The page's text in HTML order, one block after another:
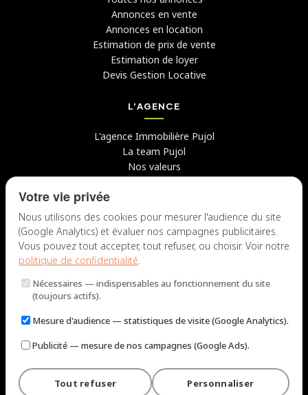
Annonces en vente
Annonces en location
Estimation de prix de vente
Estimation de loyer
Devis Gestion Locative
L'AGENCE
L'agence Immobilière Pujol
La team Pujol
Nos valeurs
Candidater chez nous
NOUS CONTACTER
Lun – Jeu : 9h – 12h / 14h – 18h
© 2026 Immobilière Pujol — Marseille. Tous droits réservés.
Votre vie privée
Nous utilisons des cookies pour mesurer l'audience du site
(Google Analytics) et évaluer nos campagnes publicitaires.
Vous pouvez tout accepter, tout refuser, ou choisir. Voir notre
politique de confidentialité.
Nécessaires — indispensables au fonctionnement du site
(toujours actifs).
Mesure d'audience — statistiques de visite (Google Analytics).
Publicité — mesure de nos campagnes (Google Ads).
Tout refuser Personnaliser